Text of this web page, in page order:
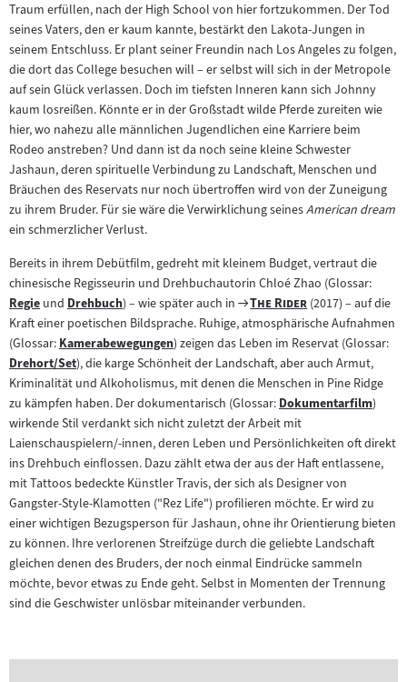
Traum erfüllen, nach der High School von hier fortzukommen. Der Tod
seines Vaters, den er kaum kannte, bestärkt den Lakota-Jungen in
seinem Entschluss. Er plant seiner Freundin nach Los Angeles zu folgen,
die dort das College besuchen will – er selbst will sich in der Metropole
auf sein Glück verlassen. Doch im tiefsten Inneren kann sich Johnny
kaum losreißen. Könnte er in der Großstadt wilde Pferde zureiten wie
hier, wo nahezu alle männlichen Jugendlichen eine Karriere beim
Rodeo anstreben? Und dann ist da noch seine kleine Schwester
Jashaun, deren spirituelle Verbindung zu Landschaft, Menschen und
Bräuchen des Reservats nur noch übertroffen wird von der Zuneigung
zu ihrem Bruder. Für sie wäre die Verwirklichung seinesAmerican dream
ein schmerzlicher Verlust.
Bereits in ihrem Debütfilm, gedreht mit kleinem Budget, vertraut die
chinesische Regisseurin und Drehbuchautorin Chloé Zhao (Glossar:
Zum
Inhalt:
Regie und Zum
Inhalt:
Drehbuch) – wie später auch in
Zum
Filmarchiv:
"
The Rider"(2017) – auf die
Kraft einer poetischen Bildsprache. Ruhige, atmosphärische Aufnahmen
(Glossar:Zum
Inhalt:
Kamerabewegungen) zeigen das Leben im Reservat (Glossar:
Zum
Inhalt:
Drehort/Set), die karge Schönheit der Landschaft, aber auch Armut,
Kriminalität und Alkoholismus, mit denen die Menschen in Pine Ridge
zu kämpfen haben. Der dokumentarisch (Glossar:Zum
Inhalt:
Dokumentarfilm)
wirkende Stil verdankt sich nicht zuletzt der Arbeit mit
Laienschauspielern/-innen, deren Leben und Persönlichkeiten oft direkt
ins Drehbuch einflossen. Dazu zählt etwa der aus der Haft entlassene,
mit Tattoos bedeckte Künstler Travis, der sich als Designer von
Gangster-Style-Klamotten ("Rez Life") profilieren möchte. Er wird zu
einer wichtigen Bezugsperson für Jashaun, ohne ihr Orientierung bieten
zu können. Ihre verlorenen Streifzüge durch die geliebte Landschaft
gleichen denen des Bruders, der noch einmal Eindrücke sammeln
möchte, bevor etwas zu Ende geht. Selbst in Momenten der Trennung
sind die Geschwister unlösbar miteinander verbunden.